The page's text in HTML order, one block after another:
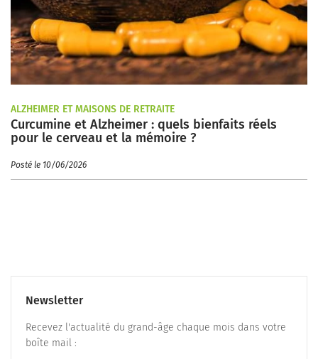
ALZHEIMER ET MAISONS DE RETRAITE
Curcumine et Alzheimer : quels bienfaits réels
pour le cerveau et la mémoire ?
Posté le 10/06/2026
Newsletter
Recevez l'actualité du grand-âge chaque mois dans votre
boîte mail :